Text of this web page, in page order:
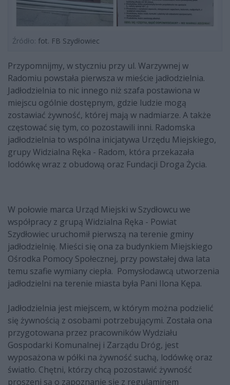
Źródło: fot. FB Szydłowiec
Przypomnijmy, w styczniu przy ul. Warzywnej w
Radomiu powstała pierwsza w mieście jadłodzielnia.
Jadłodzielnia to nic innego niż szafa postawiona w
miejscu ogólnie dostępnym, gdzie ludzie mogą
zostawiać żywność, której mają w nadmiarze. A także
częstować się tym, co pozostawili inni. Radomska
jadłodzielnia to wspólna inicjatywa Urzędu Miejskiego,
grupy Widzialna Ręka - Radom, która przekazała
lodówkę wraz z obudową oraz Fundacji Droga Życia.
W połowie marca Urząd Miejski w Szydłowcu we
współpracy z grupą Widzialna Ręka - Powiat
Szydłowiec uruchomił pierwszą na terenie gminy
jadłodzielnię. Mieści się ona za budynkiem Miejskiego
Ośrodka Pomocy Społecznej, przy powstałej dwa lata
temu szafie wymiany ciepła. Pomysłodawcą utworzenia
jadłodzielni na terenie miasta była Pani Ilona Kępa.
Jadłodzielnia jest miejscem, w którym można podzielić
się żywnością z osobami potrzebującymi. Została ona
przygotowana przez pracowników Wydziału
Gospodarki Komunalnej i Zarządu Dróg, jest
wyposażona w półki na żywność suchą, lodówkę oraz
światło. Chętni, którzy chcą pozostawić żywność
proszeni są o zapoznanie się z regulaminem